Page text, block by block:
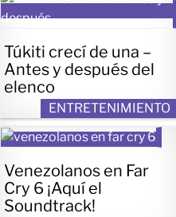
Túkiti crecí de una –
Antes y después del
elenco
ENTRETENIMIENTO
Venezolanos en Far
Cry 6 ¡Aquí el
Soundtrack!